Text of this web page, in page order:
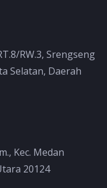
RW.3, Srengseng
Selatan, Daerah
Kec. Medan
20124